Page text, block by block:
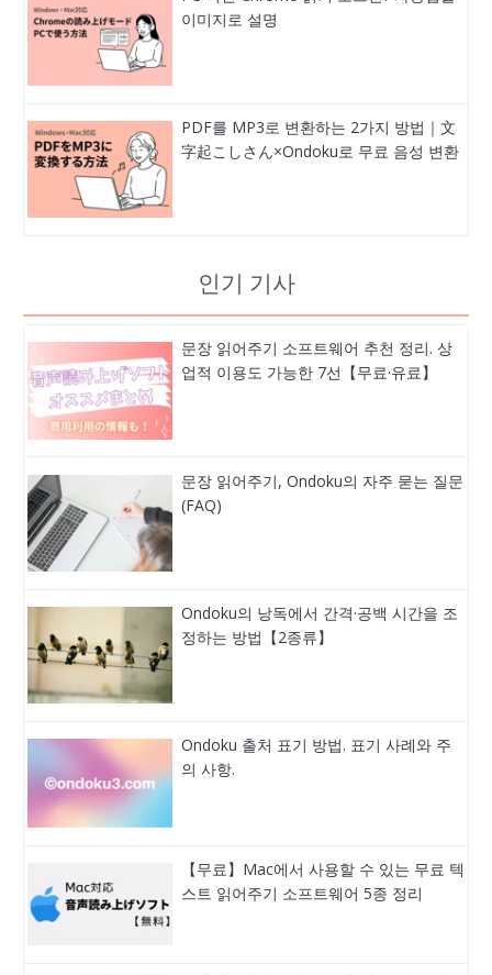
이미지로 설명
PDF를 MP3로 변환하는 2가지 방법｜文
字起こしさん×Ondoku로 무료 음성 변환
인기 기사
문장 읽어주기 소프트웨어 추천 정리. 상
업적 이용도 가능한 7선【무료·유료】
문장 읽어주기, Ondoku의 자주 묻는 질문
(FAQ)
Ondoku의 낭독에서 간격·공백 시간을 조
정하는 방법【2종류】
Ondoku 출처 표기 방법. 표기 사례와 주
의 사항.
【무료】Mac에서 사용할 수 있는 무료 텍
스트 읽어주기 소프트웨어 5종 정리